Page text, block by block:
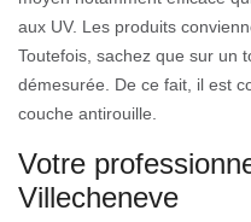
aux UV. Les produits
Toutefois, sachez que sur un
démesurée. De ce fait, il est
couche antirouille.
Votre
Villecheneve